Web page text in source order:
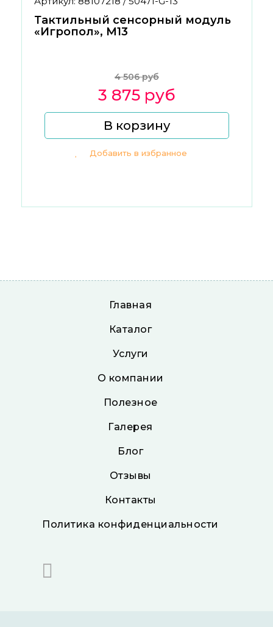
Тактильный сенсорный модуль
«Игропол», М13
4 506 руб
3 875 руб
В корзину
Добавить в избранное
Главная
Каталог
Услуги
О компании
Полезное
Галерея
Блог
Отзывы
Контакты
Политика конфиденциальности